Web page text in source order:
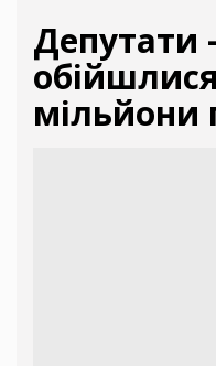
Депутати
мільйони